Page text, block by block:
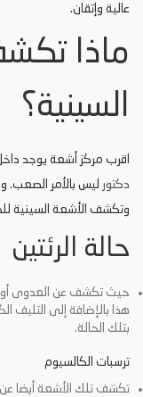
عالية وإتقان.
ماذا
السينية؟
اقرب مركز أشعة يوجد
دكتور ليس بالأمر الصعب.
وتكشف الأشعة السينية
حالة الرئتين
حيث تكشف عن العدوى أو
هذا بالإضافة إلى التليف
بتلك الحالة.
ترسبات الكالسيوم
تكشف تلك الأشعة أيضا عن